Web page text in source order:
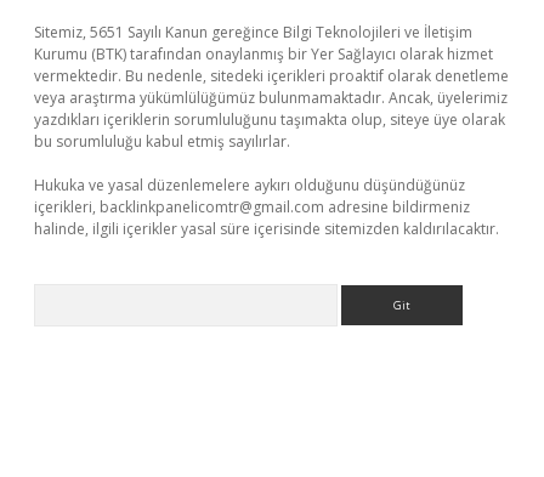
Sitemiz, 5651 Sayılı Kanun gereğince Bilgi Teknolojileri ve İletişim
Kurumu (BTK) tarafından onaylanmış bir Yer Sağlayıcı olarak hizmet
vermektedir. Bu nedenle, sitedeki içerikleri proaktif olarak denetleme
veya araştırma yükümlülüğümüz bulunmamaktadır. Ancak, üyelerimiz
yazdıkları içeriklerin sorumluluğunu taşımakta olup, siteye üye olarak
bu sorumluluğu kabul etmiş sayılırlar.
Hukuka ve yasal düzenlemelere aykırı olduğunu düşündüğünüz
içerikleri, backlinkpanelicomtr@gmail.com adresine bildirmeniz
halinde, ilgili içerikler yasal süre içerisinde sitemizden kaldırılacaktır.